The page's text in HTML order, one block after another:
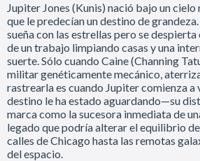
Jupiter Jones (Kunis) nació bajo un cielo
que le predecían un destino de
sueña con las estrellas pero se
de un trabajo limpiando casas y una
suerte. Sólo cuando Caine (Channing
militar genéticamente mecánico,
rastrearla es cuando Jupiter comienza a
destino le ha estado aguardando—su
marca como la sucesora inmediata de
legado que podría alterar el equilibrio
calles de Chicago hasta las remotas
del espacio.